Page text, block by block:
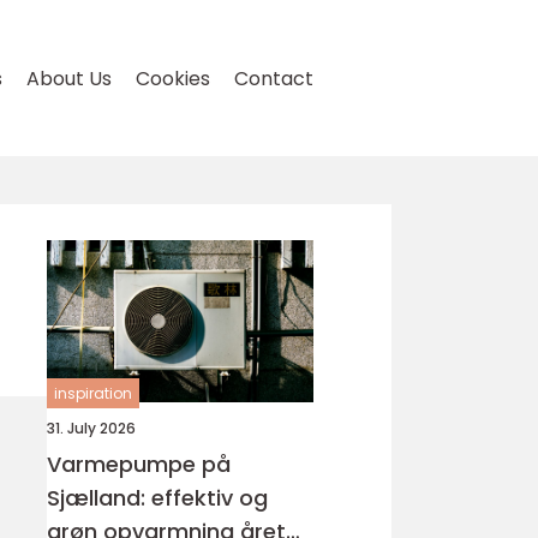
About Us Cookies Contact
inspiration
31. July 2026
Varmepumpe på
Sjælland: effektiv og
grøn opvarmning året